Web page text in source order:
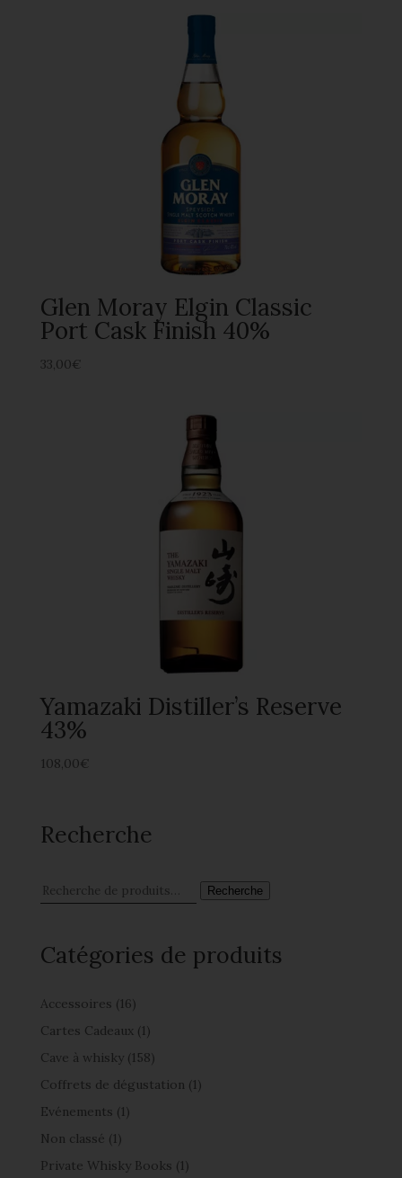
Glen Moray Elgin Classic
Port Cask Finish 40%
33,00€
Yamazaki Distiller’s Reserve
43%
108,00€
Recherche
Recherche
Catégories de produits
Accessoires (16)
Cartes Cadeaux (1)
Cave à whisky (158)
Coffrets de dégustation (1)
Evénements (1)
Non classé (1)
Private Whisky Books (1)